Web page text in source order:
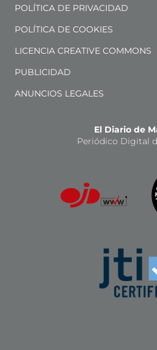
POLÍTICA DE PRIVACIDAD
POLÍTICA DE COOKIES
LICENCIA CREATIVE COMMONS
PUBLICIDAD
ANUNCIOS LEGALES
El Diario de
Periódico Digital